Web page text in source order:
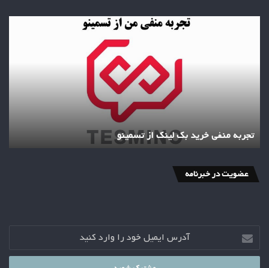
تجربه منفی خرید بک لینک از تسمینو
عضویت در خبرنامه
ایمیل
را